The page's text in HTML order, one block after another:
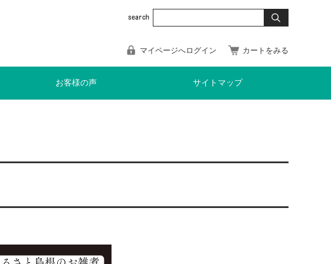
マイページへログイン カートをみる
お客様の声 サイトマップ